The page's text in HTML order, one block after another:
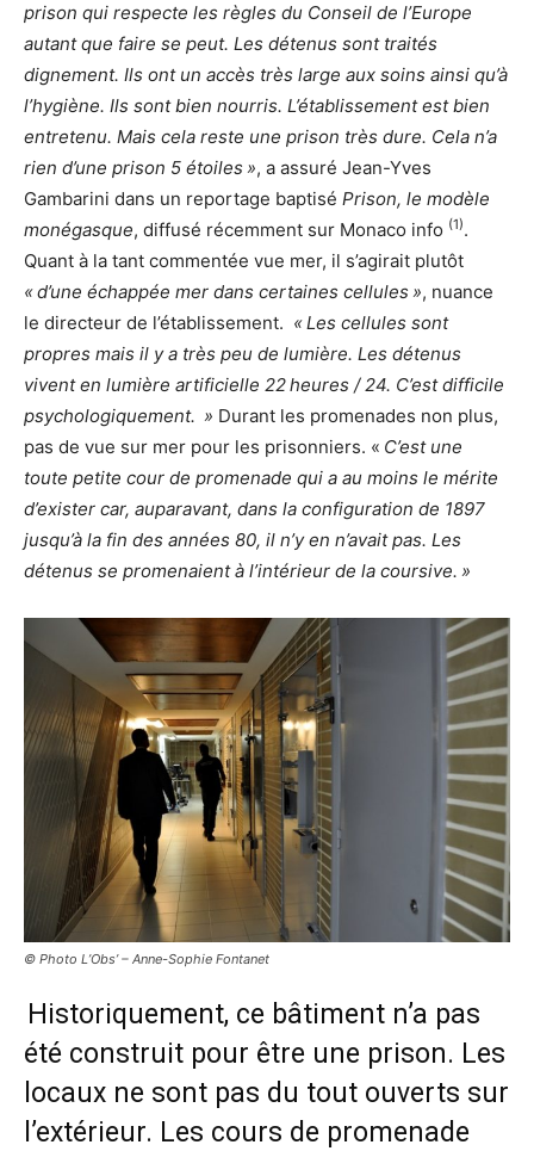
prison qui respecte les règles du Conseil de l’Europe
autant que faire se peut. Les détenus sont traités
dignement. Ils ont un accès très large aux soins ainsi qu’à
l’hygiène. Ils sont bien nourris. L’établissement est bien
entretenu. Mais cela reste une prison très dure. Cela n’a
rien d’une prison 5 étoiles », a assuré Jean-Yves
Gambarini dans un reportage baptisé Prison, le modèle
monégasque, diffusé récemment sur Monaco info (1).
Quant à la tant commentée vue mer, il s’agirait plutôt
« d’une échappée mer dans certaines cellules », nuance
le directeur de l’établissement. « Les cellules sont
propres mais il y a très peu de lumière. Les détenus
vivent en lumière artificielle 22 heures / 24. C’est difficile
psychologiquement. » Durant les promenades non plus,
pas de vue sur mer pour les prisonniers. « C’est une
toute petite cour de promenade qui a au moins le mérite
d’exister car, auparavant, dans la configuration de 1897
jusqu’à la fin des années 80, il n’y en n’avait pas. Les
détenus se promenaient à l’intérieur de la coursive. »
© Photo L’Obs’ – Anne-Sophie Fontanet
Historiquement, ce bâtiment n’a pas
été construit pour être une prison. Les
locaux ne sont pas du tout ouverts sur
l’extérieur. Les cours de promenade